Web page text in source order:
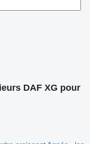
DAF XG pour